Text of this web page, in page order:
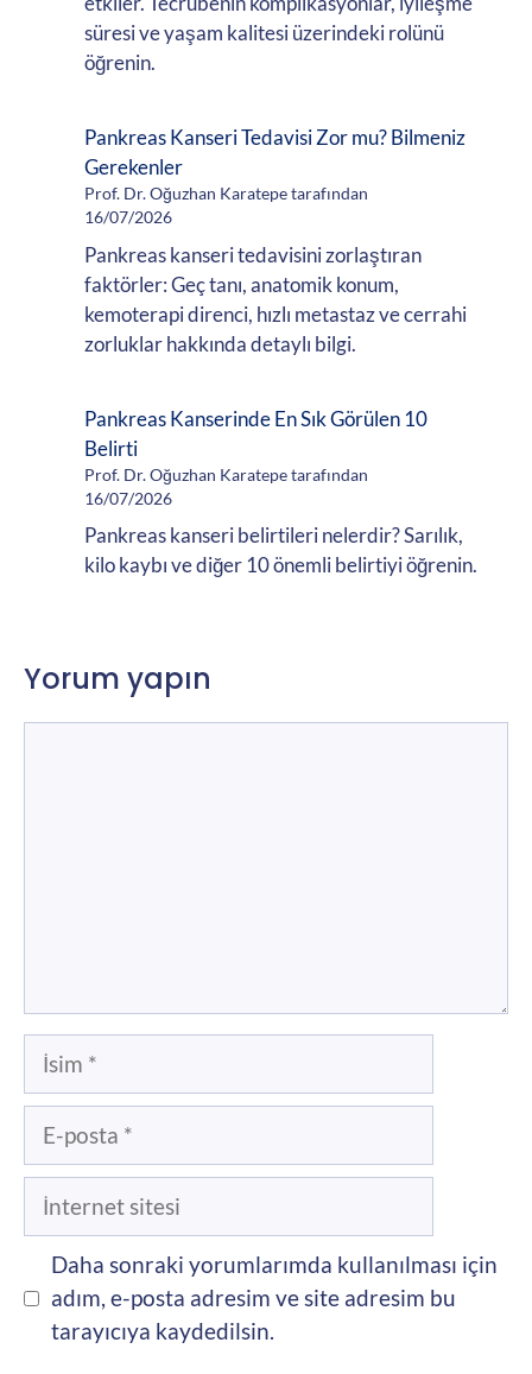
süresi ve yaşam kalitesi üzerindeki rolünü
öğrenin.
Pankreas Kanseri Tedavisi Zor mu? Bilmeniz
Gerekenler
Prof. Dr. Oğuzhan Karatepe tarafından
16/07/2026
Pankreas kanseri tedavisini zorlaştıran
faktörler: Geç tanı, anatomik konum,
kemoterapi direnci, hızlı metastaz ve cerrahi
zorluklar hakkında detaylı bilgi.
Pankreas Kanserinde En Sık Görülen 10
Belirti
Prof. Dr. Oğuzhan Karatepe tarafından
16/07/2026
Pankreas kanseri belirtileri nelerdir? Sarılık,
kilo kaybı ve diğer 10 önemli belirtiyi öğrenin.
Yorum yapın
İsim
posta
İnternet
Daha sonraki yorumlarımda kullanılması için
adım, e-posta adresim ve site adresim bu
tarayıcıya kaydedilsin.